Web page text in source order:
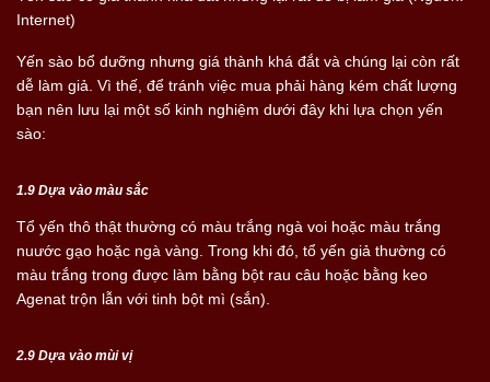
Internet)
Yến sào bổ dưỡng nhưng giá thành khá đắt và chúng lại còn rất
dễ làm giả. Vì thế, để tránh việc mua phải hàng kém chất lượng
bạn nên lưu lại một số kinh nghiệm dưới đây khi lựa chọn yến
sào:
1.9 Dựa vào màu sắc
Tổ yến thô thật thường có màu trắng ngà voi hoặc màu trắng
nuước gạo hoặc ngà vàng. Trong khi đó, tổ yến giả thường có
màu trắng trong được làm bằng bột rau câu hoặc bằng keo
Agenat trộn lẫn với tinh bột mì (sắn).
2.9 Dựa vào mùi vị